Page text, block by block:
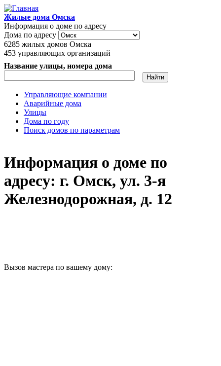
Перейти к основному содержанию
Жилые дома Омска
Информация о доме по адресу
Дома по адресу
6285 жилых домов Омска
453 управляющих организаций
Название улицы, номера дома
Главное меню
Управляющие компании
Аварийные дома
Улицы
Дома по году
Поиск домов по параметрам
Информация о доме по
адресу: г. Омск, ул. 3-я
Железнодорожная, д. 12
Вызов мастера по вашему дому: